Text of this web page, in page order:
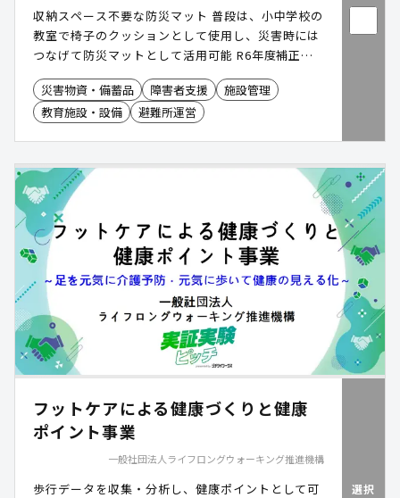
収納スペース不要な防災マット 普段は、小中学校の
教室で椅子のクッションとして使用し、災害時には
つなげて防災マットとして活用可能 R6年度補正予
算「地域防災緊急整備型」活用による導入事例 あり
災害物資・備蓄品
障害者支援
施設管理
教育施設・設備
避難所運営
フットケアによる健康づくりと健康
ポイント事業
一般社団法人ライフロングウォーキング推進機構
歩行データを収集・分析し、健康ポイントとして可
選択